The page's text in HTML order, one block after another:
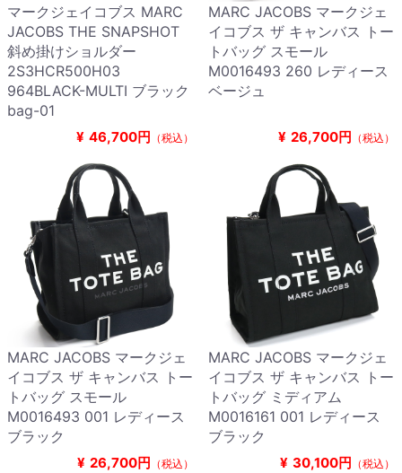
マークジェイコブス MARC
JACOBS THE SNAPSHOT
斜め掛けショルダー
2S3HCR500H03
964BLACK-MULTI ブラック
bag-01
¥ 46,700円 （税込）
MARC JACOBS マークジェ
イコブス ザ キャンバス トー
トバッグ スモール
M0016493 260 レディース
ベージュ
¥ 26,700円 （税込）
MARC JACOBS マークジェ
イコブス ザ キャンバス トー
トバッグ スモール
M0016493 001 レディース
ブラック
¥ 26,700円 （税込）
MARC JACOBS マークジェ
イコブス ザ キャンバス トー
トバッグ ミディアム
M0016161 001 レディース
ブラック
¥ 30,100円 （税込）